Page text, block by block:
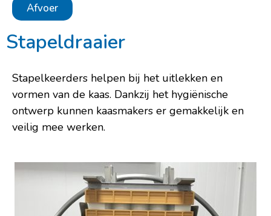
Afvoer
Stapeldraaier
Stapelkeerders helpen bij het uitlekken en
vormen van de kaas. Dankzij het hygiënische
ontwerp kunnen kaasmakers er gemakkelijk en
veilig mee werken.